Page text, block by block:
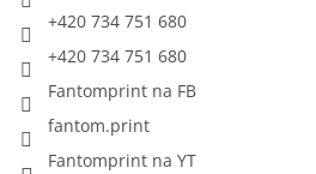
+420 734 751 680
+420 734 751 680
Fantomprint na FB
fantom.print
Fantomprint na YT